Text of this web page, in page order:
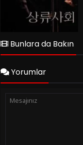
Bunlara da Bakın
Yorumlar